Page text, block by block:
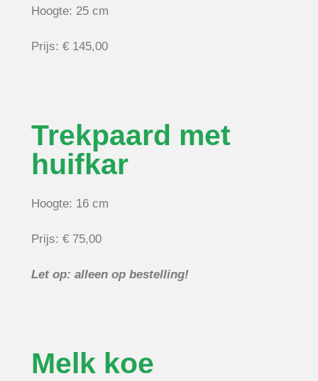
Hoogte: 25 cm
Prijs: € 145,00
Trekpaard met
huifkar
Hoogte: 16 cm
Prijs: € 75,00
Let op: alleen op bestelling!
Melk koe